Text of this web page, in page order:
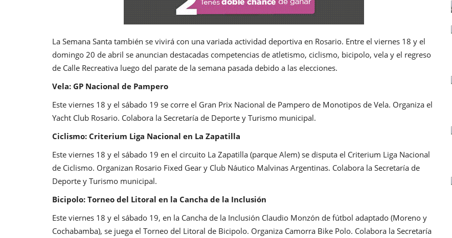
La Semana Santa también se vivirá con una variada actividad deportiva en Rosario. Entre el viernes 18 y el
domingo 20 de abril se anuncian destacadas competencias de atletismo, ciclismo, bicipolo, vela y el regreso
de Calle Recreativa luego del parate de la semana pasada debido a las elecciones.
Vela: GP Nacional de Pampero
Este viernes 18 y el sábado 19 se corre el Gran Prix Nacional de Pampero de Monotipos de Vela. Organiza el
Yacht Club Rosario. Colabora la Secretaría de Deporte y Turismo municipal.
Ciclismo: Criterium Liga Nacional en La Zapatilla
Este viernes 18 y el sábado 19 en el circuito La Zapatilla (parque Alem) se disputa el Criterium Liga Nacional
de Ciclismo. Organizan Rosario Fixed Gear y Club Náutico Malvinas Argentinas. Colabora la Secretaría de
Deporte y Turismo municipal.
Bicipolo: Torneo del Litoral en la Cancha de la Inclusión
Este viernes 18 y el sábado 19, en la Cancha de la Inclusión Claudio Monzón de fútbol adaptado (Moreno y
Cochabamba), se juega el Torneo del Litoral de Bicipolo. Organiza Camorra Bike Polo. Colabora la Secretaría